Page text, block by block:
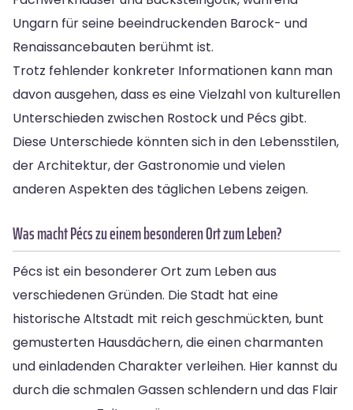
Ungarn für seine beeindruckenden Barock- und
Renaissancebauten berühmt ist.
Trotz fehlender konkreter Informationen kann man
davon ausgehen, dass es eine Vielzahl von kulturellen
Unterschieden zwischen Rostock und Pécs gibt.
Diese Unterschiede könnten sich in den Lebensstilen,
der Architektur, der Gastronomie und vielen
anderen Aspekten des täglichen Lebens zeigen.
Was macht Pécs zu einem besonderen Ort zum Leben?
Pécs ist ein besonderer Ort zum Leben aus
verschiedenen Gründen. Die Stadt hat eine
historische Altstadt mit reich geschmückten, bunt
gemusterten Hausdächern, die einen charmanten
und einladenden Charakter verleihen. Hier kannst du
durch die schmalen Gassen schlendern und das Flair